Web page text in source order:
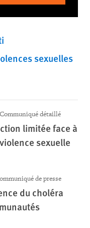
sexuelles
Communiqué détaillé
limitée face à
sexuelle
de presse
du choléra